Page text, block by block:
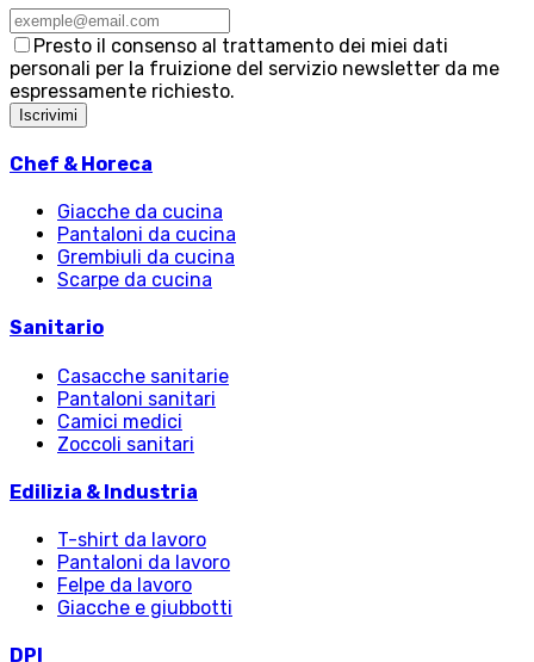
Presto il consenso al trattamento dei miei dati
personali per la fruizione del servizio newsletter da me
espressamente richiesto.
Iscrivimi
Chef & Horeca
Giacche da cucina
Pantaloni da cucina
Grembiuli da cucina
Scarpe da cucina
Sanitario
Casacche sanitarie
Pantaloni sanitari
Camici medici
Zoccoli sanitari
Edilizia & Industria
T-shirt da lavoro
Pantaloni da lavoro
Felpe da lavoro
Giacche e giubbotti
DPI